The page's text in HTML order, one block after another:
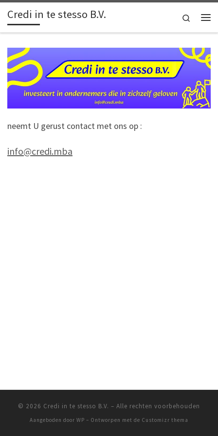
Ga naar inhoud
Credi in te stesso B.V.
Search
neemt U gerust contact met ons op :
info@credi.mba
© 2026 Credi in te stesso B.V. – Alle rechten voorbehouden
Aangeboden door WP – Ontworpen met de Customizr thema